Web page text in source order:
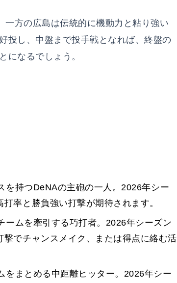
方の広島は伝統的に機動力と粘り強い
投し、中盤まで投手戦となれば、終盤の
になるでしょう。
を持つDeNAの主砲の一人。2026年シー
率と勝負強い打撃が期待されます。
ームを牽引する巧打者。2026年シーズン
でチャンスメイク、または得点に絡む活
をまとめる中距離ヒッター。2026年シー